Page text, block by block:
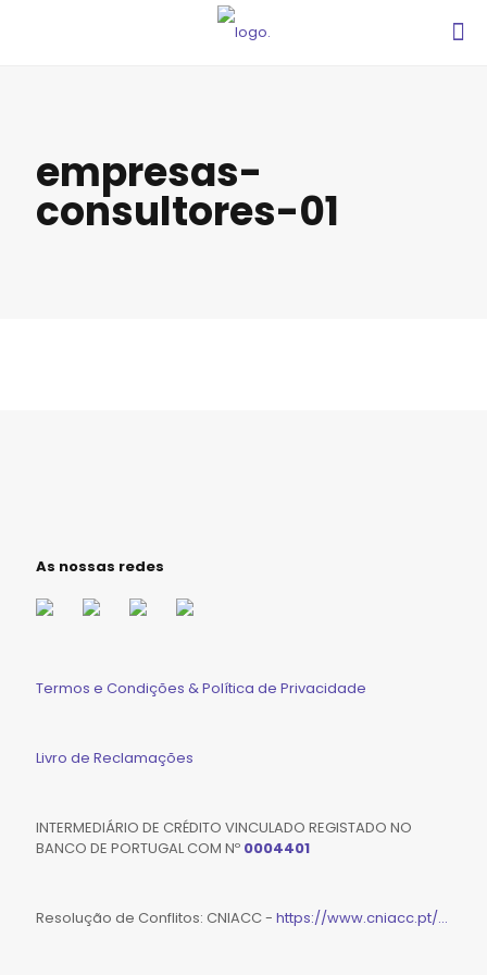
empresas-
consultores-01
As nossas redes
Termos e Condições & Política de Privacidade
Livro de Reclamações
INTERMEDIÁRIO DE CRÉDITO VINCULADO REGISTADO NO
BANCO DE PORTUGAL COM Nº 0004401
Resolução de Conflitos: CNIACC - https://www.cniacc.pt/...